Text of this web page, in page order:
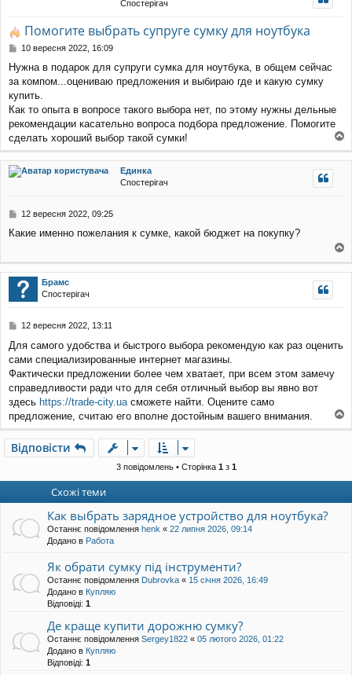
Спостерігач
Помогите выбрать супруге сумку для ноутбука
П
в
і
д
о
л
е
н
н
я
10 вересня 2022, 16:09
Нужна в подарок для супруги сумка для ноутбука, в общем сейчас
за компом...оцениваю предложения и выбираю где и какую сумку
купить.
Как то опыта в вопросе такого выбора нет, по этому нужны дельные
рекомендации касательно вопроса подбора предложение. Помогите
сделать хороший выбор такой сумки!
о
г
Единка
Спостерігач
П
в
о
м
л
н
я
12 вересня 2022, 09:25
Какие именно пожелания к сумке, какой бюджет на покупку?
г
Брамс
Спостерігач
П
в
і
д
м
л
е
н
н
я
12 вересня 2022, 13:11
Для самого удобства и быстрого выбора рекомендую как раз оценить
сами специализированные интернет магазины.
Фактически предложении более чем хватает, при всем этом замечу
справедливости ради что для себя отличный выбор вы явно вот
здесь https://trade-city.ua сможете найти. Оцените само
предложение, считаю его вполне достойным вашего внимания.
о
Відповісти
3 повідомлень • Сторінка 1з 1
Схожі теми
Как выбрать зарядное устройство для ноутбука?
Останнє повідомлення henk « 22 липня 2026, 09:14
Додано в Работа
Як обрати сумку під інструменти?
Останнє повідомлення Dubrovka « 15 січня 2026, 16:49
Додано в Купляю
Відповіді: 1
Де краще купити дорожню сумку?
Останнє повідомлення Sergey1822 « 05 лютого 2026, 01:22
Додано в Купляю
Відповіді: 1